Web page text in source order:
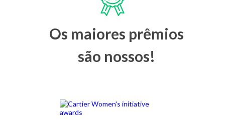
Os maiores prêmios
são nossos!